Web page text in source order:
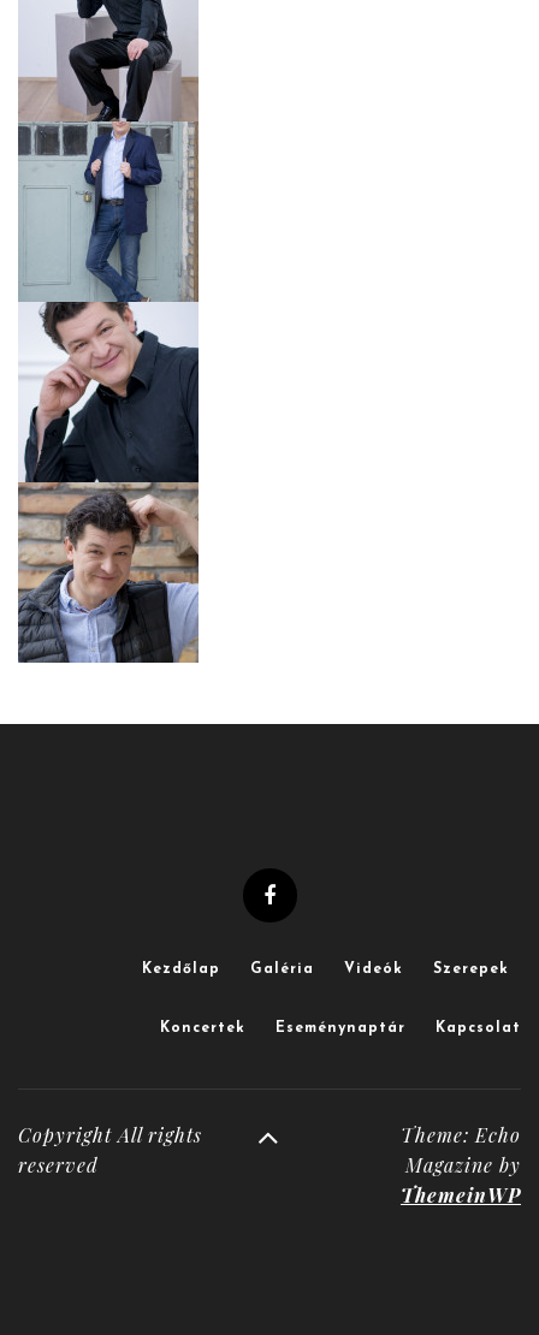
Kezdőlap Galéria Videók Szerepek
Koncertek Eseménynaptár Kapcsolat
Copyright All rights
reserved
Theme: Echo
Magazine by
ThemeinWP